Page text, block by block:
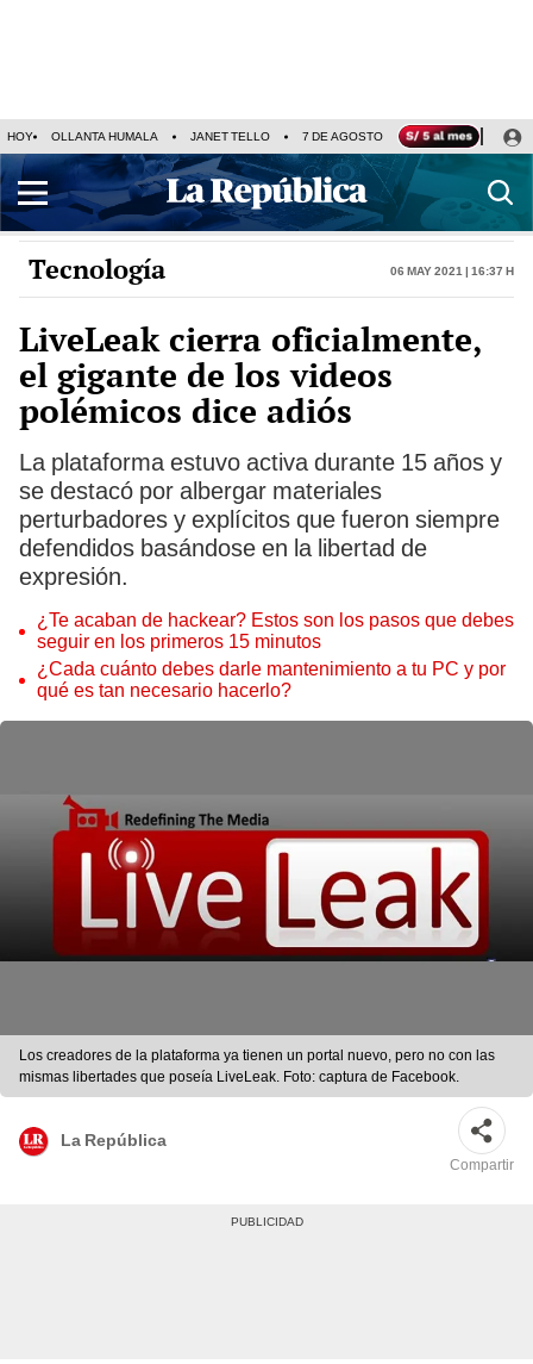
HOY OLLANTA HUMALA JANET TELLO 7 DE AGOSTO TINKA RESULTADOS
Tecnología 06 May 2021 | 16:37 h
LiveLeak cierra oficialmente,
el gigante de los videos
polémicos dice adiós
La plataforma estuvo activa durante 15 años y
se destacó por albergar materiales
perturbadores y explícitos que fueron siempre
defendidos basándose en la libertad de
expresión.
¿Te acaban de hackear? Estos son los pasos que debes
seguir en los primeros 15 minutos
¿Cada cuánto debes darle mantenimiento a tu PC y por
qué es tan necesario hacerlo?
Los creadores de la plataforma ya tienen un portal nuevo, pero no con las
mismas libertades que poseía LiveLeak. Foto: captura de Facebook.
La República
Compartir